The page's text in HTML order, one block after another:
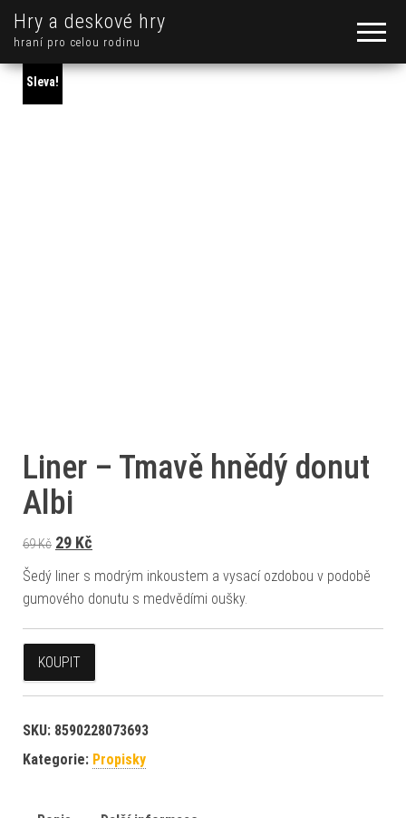
Hry a deskové hry
hraní pro celou rodinu
Sleva!
Liner – Tmavě hnědý donut
Albi
69Kč Původní cena byla: 69 Kč.
29 Kč
Šedý liner s modrým inkoustem a vysací ozdobou v podobě
gumového donutu s medvědími oušky.
KOUPIT
SKU: 8590228073693
Kategorie: Propisky